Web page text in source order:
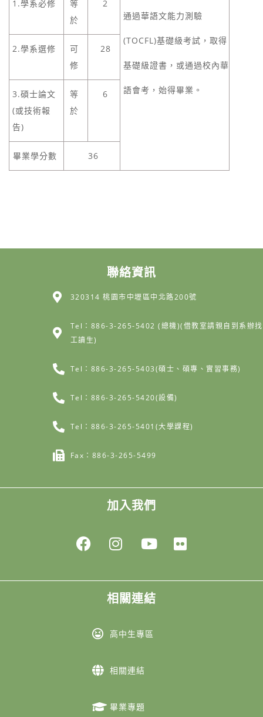
通過華語文能力測驗
(TOCFL)基礎級考試，取得
基礎級證書，或通過校內華
語會考，始得畢業。
1.學系必修
等
於
2
2.學系選修
可
修
28
3.碩士論文
(或技術報
告)
等
於
6
畢業學分數 36
聯絡資訊
320314 桃園市中壢區中北路200號
Tel：886-3-265-5402 (總機)(借教室請親自到系辦找
工讀生)
Tel：886-3-265-5403(碩士、碩專、實習事務)
Tel：886-3-265-5420(設備)
Tel：886-3-265-5401(大學課程)
Fax：886-3-265-5499
加入我們
相關連結
高中生專區
相關連結
畢業專題